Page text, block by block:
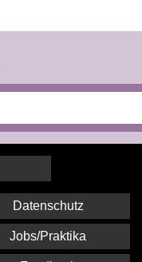
Datenschutz
Jobs/Praktika